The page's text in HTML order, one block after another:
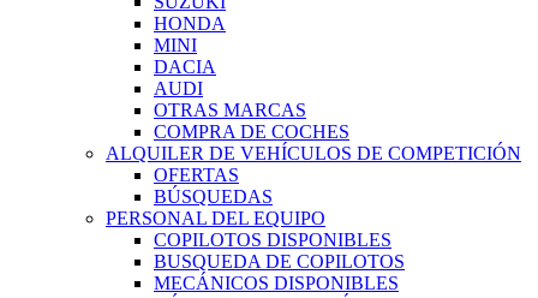
HONDA
MINI
DACIA
AUDI
OTRAS MARCAS
COMPRA DE COCHES
ALQUILER DE VEHÍCULOS DE COMPETICIÓN
OFERTAS
BÚSQUEDAS
PERSONAL DEL EQUIPO
COPILOTOS DISPONIBLES
BUSQUEDA DE COPILOTOS
MECÁNICOS DISPONIBLES